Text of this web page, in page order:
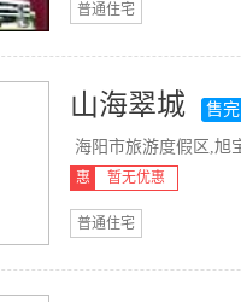
普通住宅
山海翠城 售完
海阳市旅游度假区,旭
惠 暂无优惠
普通住宅